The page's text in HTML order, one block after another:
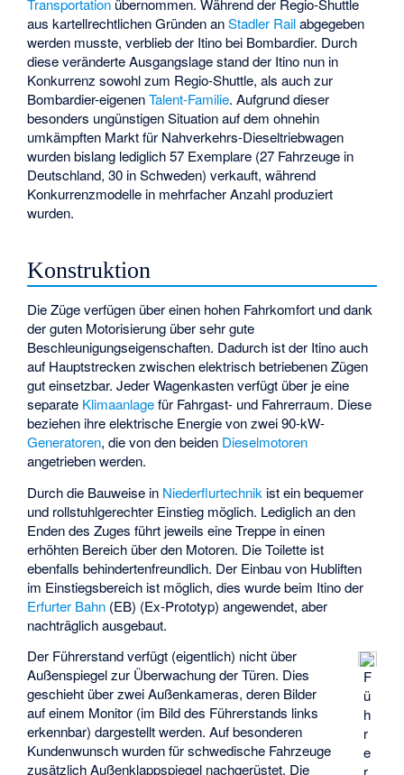
aus kartellrechtlichen Gründen anStadler Railabgegeben
werden musste, verblieb der Itino bei Bombardier. Durch
diese veränderte Ausgangslage stand der Itino nun in
Konkurrenz sowohl zum Regio-Shuttle, als auch zur
Bombardier-eigenenTalent-Familie. Aufgrund dieser
besonders ungünstigen Situation auf dem ohnehin
umkämpften Markt für Nahverkehrs-Dieseltriebwagen
wurden bislang lediglich 57 Exemplare (27 Fahrzeuge in
Deutschland, 30 in Schweden) verkauft, während
Konkurrenzmodelle in mehrfacher Anzahl produziert
wurden.
Konstruktion
Die Züge verfügen über einen hohen Fahrkomfort und dank
der guten Motorisierung über sehr gute
Beschleunigungseigenschaften. Dadurch ist der Itino auch
auf Hauptstrecken zwischen elektrisch betriebenen Zügen
gut einsetzbar. Jeder Wagenkasten verfügt über je eine
separate Klimaanlagefür Fahrgast- und Fahrerraum. Diese
beziehen ihre elektrische Energie von zwei 90-kW-
Generatoren, die von den beiden Dieselmotoren
angetrieben werden.
Durch die Bauweise in Niederflurtechnik ist ein bequemer
und rollstuhlgerechter Einstieg möglich. Lediglich an den
Enden des Zuges führt jeweils eine Treppe in einen
erhöhten Bereich über den Motoren. Die Toilette ist
ebenfalls behindertenfreundlich. Der Einbau von Hubliften
im Einstiegsbereich ist möglich, dies wurde beim Itino der
Erfurter Bahn (EB) (Ex-Prototyp) angewendet, aber
nachträglich ausgebaut.
F
ü
h
r
e
Der Führerstand verfügt (eigentlich) nicht über
Außenspiegel zur Überwachung der Türen. Dies
geschieht über zwei Außenkameras, deren Bilder
auf einem Monitor (im Bild des Führerstands links
erkennbar) dargestellt werden. Auf besonderen
Kundenwunsch wurden für schwedische Fahrzeuge
zusätzlich Außenklappspiegel nachgerüstet. Die